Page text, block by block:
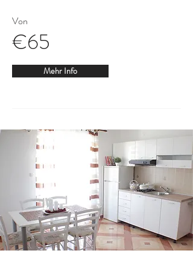
Von
€65
Mehr Info